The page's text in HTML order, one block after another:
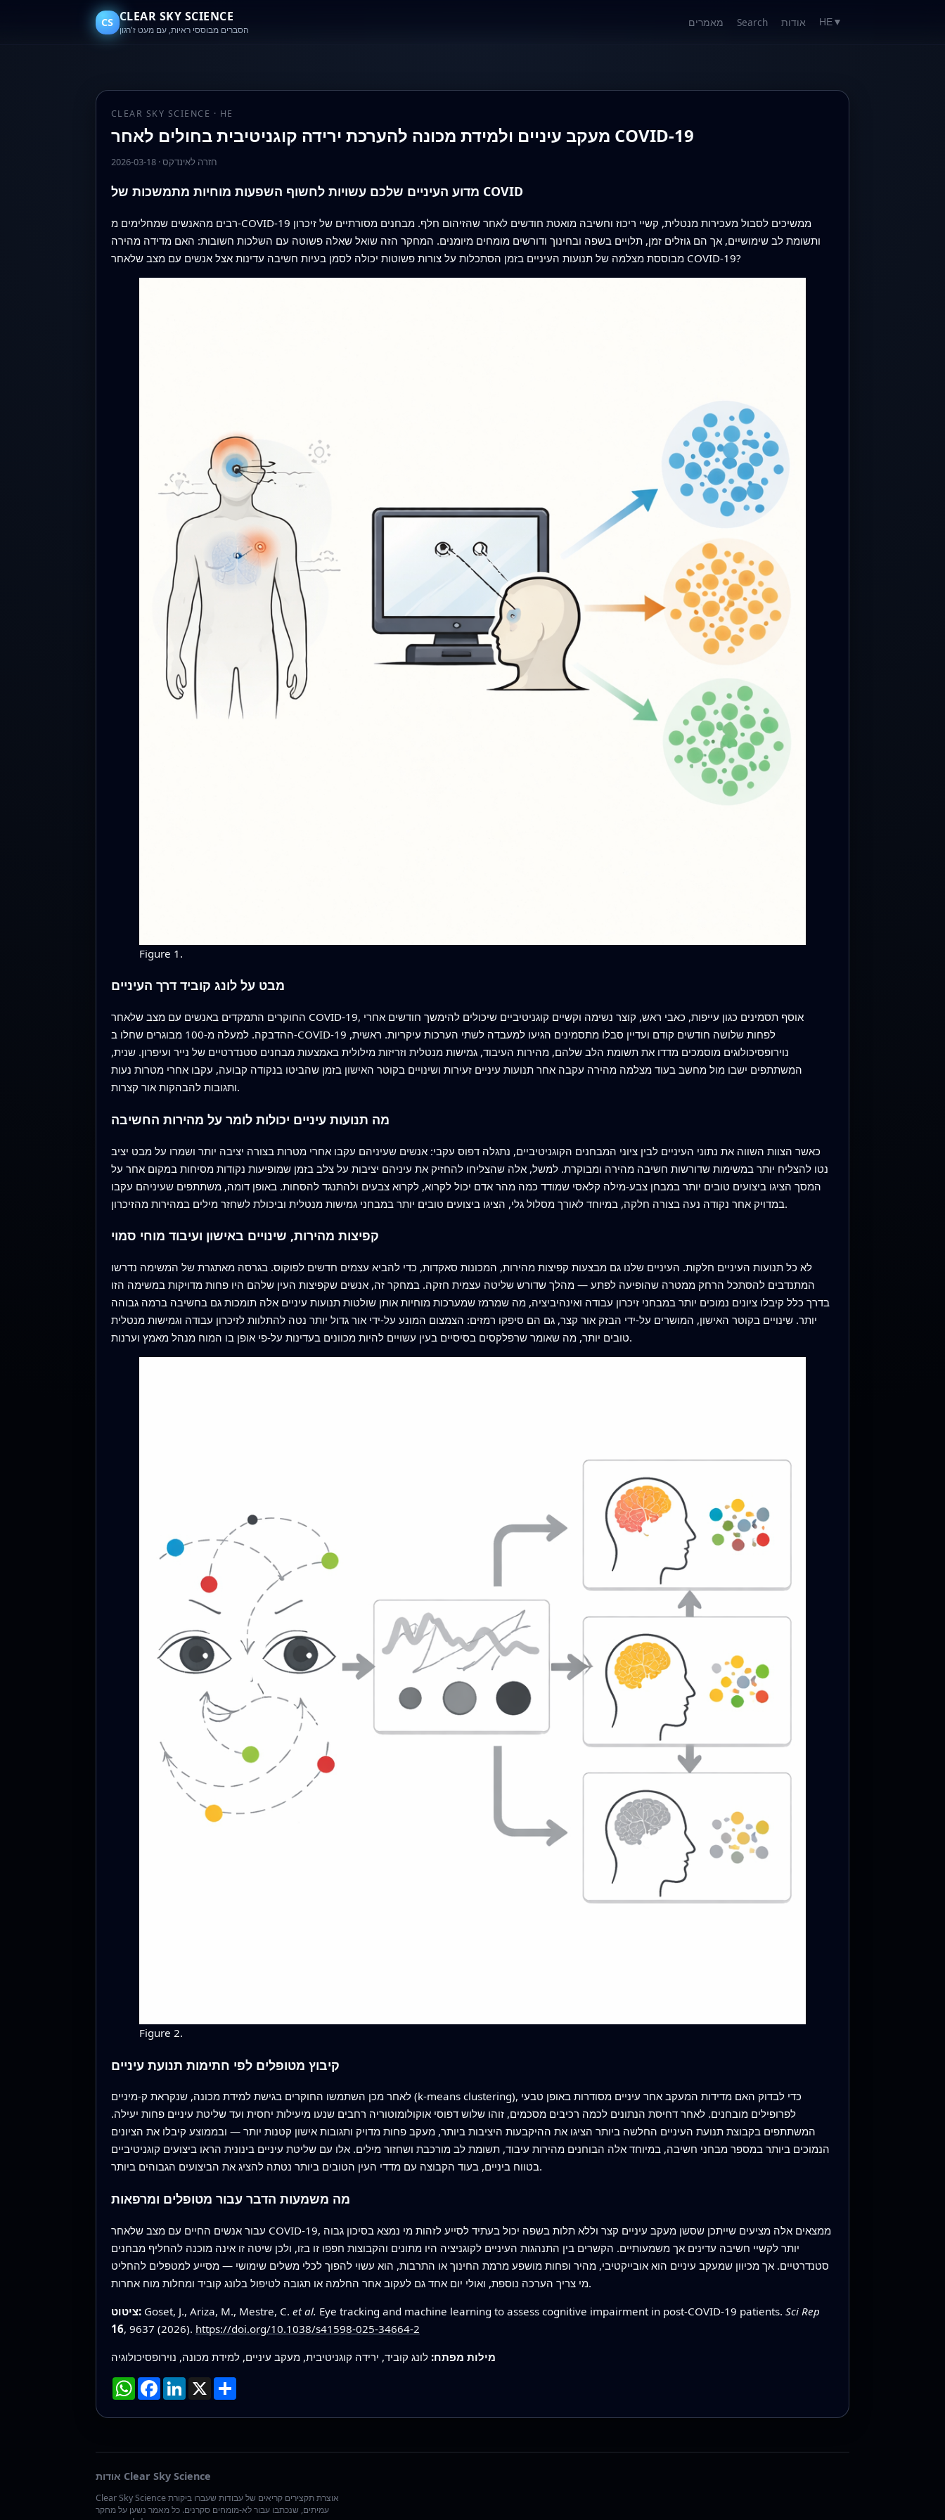
CS CLEAR SKY SCIENCE
הסברים מבוססי ראיות, עם מעט ז'רגון
מאמרים Search אודות HE ▼
CLEAR SKY SCIENCE · HE
מעקב עיניים ולמידת מכונה להערכת ירידה קוגניטיבית בחולים לאחר COVID-19
2026-03-18·חזרה לאינדקס
מדוע העיניים שלכם עשויות לחשוף השפעות מוחיות מתמשכות של COVID
רבים מהאנשים שמחלימים מ‑COVID‑19 ממשיכים לסבול מעכירות מנטלית, קשיי ריכוז וחשיבה מואטת חודשים לאחר שהזיהום חלף. מבחנים מסורתיים של זיכרון
ותשומת לב שימושיים, אך הם גוזלים זמן, תלויים בשפה ובחינוך ודורשים מומחים מיומנים. המחקר הזה שואל שאלה פשוטה עם השלכות חשובות: האם מדידה מהירה
מבוססת מצלמה של תנועות העיניים בזמן הסתכלות על צורות פשוטות יכולה לסמן בעיות חשיבה עדינות אצל אנשים עם מצב שלאחר COVID‑19?
Figure 1.
מבט על לונג קוביד דרך העיניים
החוקרים התמקדים באנשים עם מצב שלאחר COVID‑19, אוסף תסמינים כגון עייפות, כאבי ראש, קוצר נשימה וקשיים קוגניטיביים שיכולים להימשך חודשים אחרי
ההדבקה. למעלה מ‑100 מבוגרים שחלו ב‑COVID‑19 לפחות שלושה חודשים קודם ועדיין סבלו מתסמינים הגיעו למעבדה לשתי הערכות עיקריות. ראשית,
נוירופסיכולוגים מוסמכים מדדו את תשומת הלב שלהם, מהירות העיבוד, גמישות מנטלית וזריזות מילולית באמצעות מבחנים סטנדרטיים של נייר ועיפרון. שנית,
המשתתפים ישבו מול מחשב בעוד מצלמה מהירה עקבה אחר תנועות עיניים זעירות ושינויים בקוטר האישון בזמן שהביטו בנקודה קבועה, עקבו אחרי מטרות נעות
ותגובות להבהקות אור קצרות.
מה תנועות עיניים יכולות לומר על מהירות החשיבה
כאשר הצוות השווה את נתוני העיניים לבין ציוני המבחנים הקוגניטיביים, נתגלה דפוס עקבי: אנשים שעיניהם עקבו אחרי מטרות בצורה יציבה יותר ושמרו על מבט יציב
נטו להצליח יותר במשימות שדורשות חשיבה מהירה ומבוקרת. למשל, אלה שהצליחו להחזיק את עיניהם יציבות על צלב בזמן שמופיעות נקודות מסיחות במקום אחר על
המסך הציגו ביצועים טובים יותר במבחן צבע‑מילה קלאסי שמודד כמה מהר אדם יכול לקרוא, לקרוא צבעים ולהתנגד להסחות. באופן דומה, משתתפים שעיניהם עקבו
במדויק אחר נקודה נעה בצורה חלקה, במיוחד לאורך מסלול גלי, הציגו ביצועים טובים יותר במבחני גמישות מנטלית וביכולת לשחזר מילים במהירות מהזיכרון.
קפיצות מהירות, שינויים באישון ועיבוד מוחי סמוי
לא כל תנועות העיניים חלקות. העיניים שלנו גם מבצעות קפיצות מהירות, המכונות סאקדות, כדי להביא עצמים חדשים לפוקוס. בגרסה מאתגרת של המשימה נדרשו
המתנדבים להסתכל הרחק ממטרה שהופיעה לפתע — מהלך שדורש שליטה עצמית חזקה. במחקר זה, אנשים שקפיצות העין שלהם היו פחות מדויקות במשימה הזו
בדרך כלל קיבלו ציונים נמוכים יותר במבחני זיכרון עבודה ואינהיביציה, מה שמרמז שמערכות מוחיות אותן שולטות תנועות עיניים אלה תומכות גם בחשיבה ברמה גבוהה
יותר. שינויים בקוטר האישון, המושרים על‑ידי הבזק אור קצר, גם הם סיפקו רמזים: הצמצום המונע על‑ידי אור גדול יותר נטה להתלוות לזיכרון עבודה וגמישות מנטלית
טובים יותר, מה שאומר שרפלקסים בסיסיים בעין עשויים להיות מכוונים בעדינות על‑פי אופן בו המוח מנהל מאמץ וערנות.
Figure 2.
קיבוץ מטופלים לפי חתימות תנועת עיניים
לאחר מכן השתמשו החוקרים בגישת למידת מכונה, שנקראת ק‑מיניים (k‑means clustering), כדי לבדוק האם מדידות המעקב אחר עיניים מסודרות באופן טבעי
לפרופילים מובחנים. לאחר דחיסת הנתונים לכמה רכיבים מסכמים, זוהו שלוש דפוסי אוקולומוטוריה רחבים שנעו מיעילות יחסית ועד שליטת עיניים פחות יעילה.
המשתתפים בקבוצת תנועת העיניים החלשה ביותר הציגו את ההיקבעות היציבות ביותר, מעקב פחות מדויק ותגובות אישון קטנות יותר — ובממוצע קיבלו את הציונים
הנמוכים ביותר במספר מבחני חשיבה, במיוחד אלה הבוחנים מהירות עיבוד, תשומת לב מורכבת ושחזור מילים. אלו עם שליטת עיניים בינונית הראו ביצועים קוגניטיביים
בטווח ביניים, בעוד הקבוצה עם מדדי העין הטובים ביותר נטתה להציג את הביצועים הגבוהים ביותר.
מה משמעות הדבר עבור מטופלים ומרפאות
עבור אנשים החיים עם מצב שלאחר COVID‑19, ממצאים אלה מציעים שייתכן שסשן מעקב עיניים קצר וללא תלות בשפה יכול בעתיד לסייע לזהות מי נמצא בסיכון גבוה
יותר לקשיי חשיבה עדינים אך משמעותיים. הקשרים בין התנהגות העיניים לקוגניציה היו מתונים והקבוצות חפפו זו בזו, ולכן שיטה זו אינה מוכנה להחליף מבחנים
סטנדרטיים. אך מכיוון שמעקב עיניים הוא אובייקטיבי, מהיר ופחות מושפע מרמת החינוך או התרבות, הוא עשוי להפוך לכלי משלים שימושי — מסייע למטפלים להחליט
מי צריך הערכה נוספת, ואולי יום אחד גם לעקוב אחר החלמה או תגובה לטיפול בלונג קוביד ומחלות מוח אחרות.
ציטוט: Goset, J., Ariza, M., Mestre, C. et al. Eye tracking and machine learning to assess cognitive impairment in post-COVID-19 patients. Sci Rep
16, 9637 (2026). https://doi.org/10.1038/s41598-025-34664-2
מילות מפתח:לונג קוביד, ירידה קוגניטיבית, מעקב עיניים, למידת מכונה, נוירופסיכולוגיה
WhatsApp
Facebook
LinkedIn
X שתף
אודות Clear Sky Science
Clear Sky Science אוצרת תקצירים קריאים של עבודות שעברו ביקורת
עמיתים, שנכתבו עבור לא-מומחים סקרנים. כל מאמר נשען על מחקר